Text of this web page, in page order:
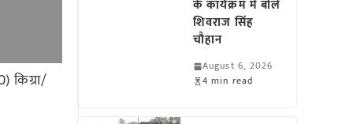
किग्रा/
के कार्यक्रम में बोले
शिवराज सिंह
चौहान
August 6, 2026
4 min read